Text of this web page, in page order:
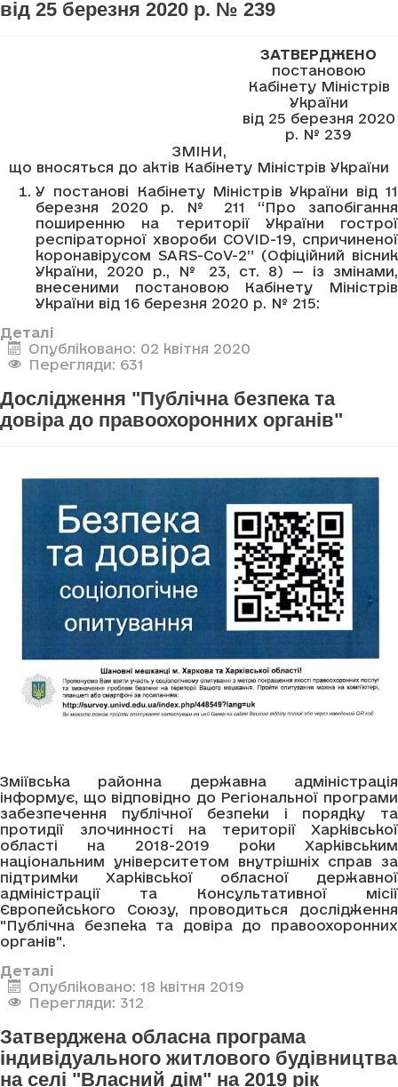
від 25 березня 2020 р. № 239
ЗАТВЕРДЖЕНО
постановою
Кабінету Міністрів
України
від 25 березня 2020
р. № 239
ЗМІНИ,
що вносяться до актів Кабінету Міністрів України
У постанові Кабінету Міністрів України від 11
березня 2020 р. № 211 “Про запобігання
поширенню на території України гострої
респіраторної хвороби COVID-19, спричиненої
коронавірусом SARS-CoV-2” (Офіційний вісник
України, 2020 р., № 23, ст. 8) — із змінами,
внесеними постановою Кабінету Міністрів
України від 16 березня 2020 р. № 215:
Деталі
Опубліковано: 02 квітня 2020
Перегляди: 631
Дослідження "Публічна безпека та
довіра до правоохоронних органів"
Зміївська районна державна адміністрація
інформує, що відповідно до Регіональної програми
забезпечення публічної безпеки і порядку та
протидії злочинності на території Харківської
області на 2018-2019 роки Харківським
національним університетом внутрішніх справ за
підтримки Харківської обласної державної
адміністрації та Консультативної місії
Європейського Союзу, проводиться дослідження
"Публічна безпека та довіра до правоохоронних
органів".
Деталі
Опубліковано: 18 квітня 2019
Перегляди: 312
Затверджена обласна програма
індивідуального житлового будівництва
на селі "Власний дім" на 2019 рік